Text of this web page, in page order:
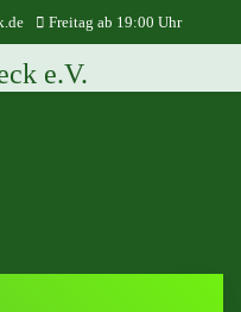
Freitag ab 19:00 Uhr
e.V.